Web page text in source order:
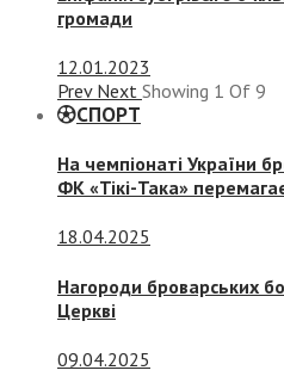
громади
12.01.2023
Prev Next Showing 1 Of 9
СПОРТ
На чемпіонаті України
ФК «Тікі-Така»
18.04.2025
Нагороди броварських
Церкві
09.04.2025